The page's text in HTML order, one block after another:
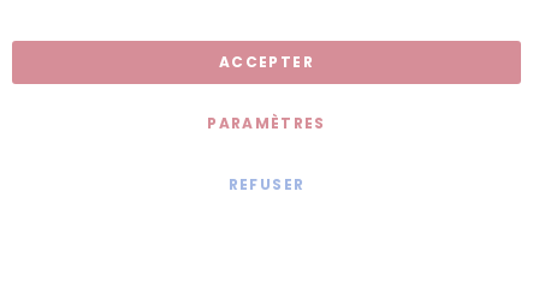
ACCEPTER
PARAMÈTRES
REFUSER